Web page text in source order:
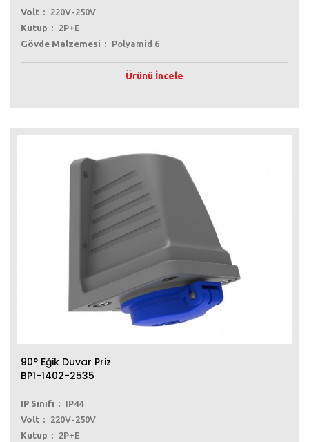
Volt
220V-250V
Kutup
2P+E
Gövde Malzemesi
Polyamid 6
Ürünü İncele
90° Eğik Duvar Priz
BP1-1402-2535
IP Sınıfı
IP44
Volt
220V-250V
Kutup
2P+E